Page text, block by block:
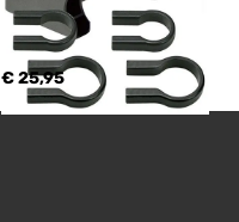
€ 25,95